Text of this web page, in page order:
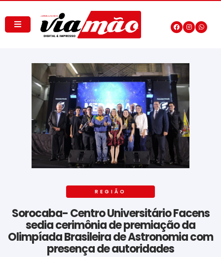
REGIÃO
Sorocaba- Centro Universitário Facens
sedia cerimônia de premiação da
Olimpíada Brasileira de Astronomia com
presença de autoridades